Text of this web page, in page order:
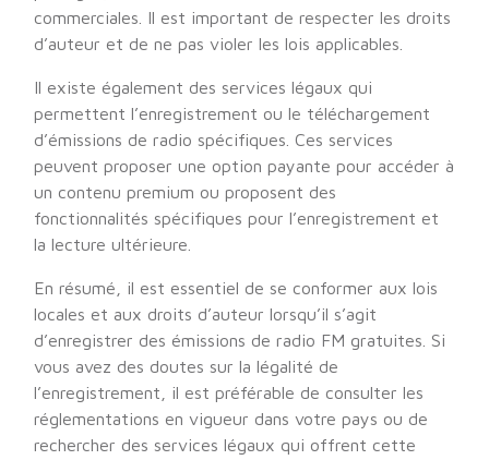
commerciales. Il est important de respecter les droits
d’auteur et de ne pas violer les lois applicables.
Il existe également des services légaux qui
permettent l’enregistrement ou le téléchargement
d’émissions de radio spécifiques. Ces services
peuvent proposer une option payante pour accéder à
un contenu premium ou proposent des
fonctionnalités spécifiques pour l’enregistrement et
la lecture ultérieure.
En résumé, il est essentiel de se conformer aux lois
locales et aux droits d’auteur lorsqu’il s’agit
d’enregistrer des émissions de radio FM gratuites. Si
vous avez des doutes sur la légalité de
l’enregistrement, il est préférable de consulter les
réglementations en vigueur dans votre pays ou de
rechercher des services légaux qui offrent cette